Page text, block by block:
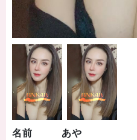
名前 あや